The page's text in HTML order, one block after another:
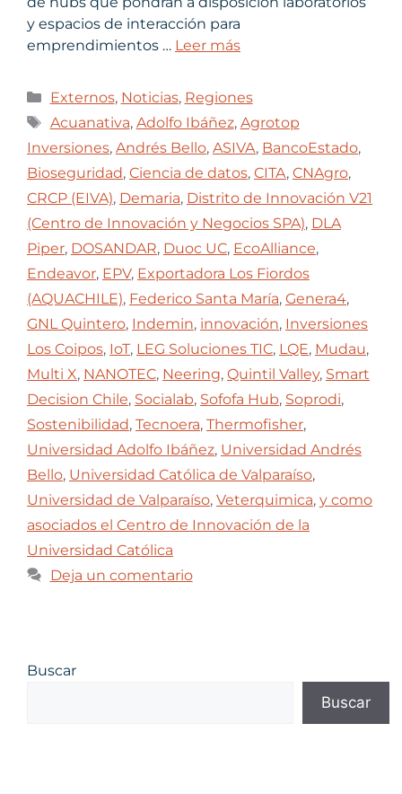
y espacios de interacción para
emprendimientos … Leer más
Externos, Noticias, Regiones
Acuanativa, Adolfo Ibáñez, Agrotop
Inversiones, Andrés Bello, ASIVA, BancoEstado,
Bioseguridad, Ciencia de datos, CITA, CNAgro,
CRCP (EIVA), Demaria, Distrito de Innovación V21
(Centro de Innovación y Negocios SPA), DLA
Piper, DOSANDAR, Duoc UC, EcoAlliance,
Endeavor, EPV, Exportadora Los Fiordos
(AQUACHILE), Federico Santa María, Genera4,
GNL Quintero, Indemin, innovación, Inversiones
Los Coipos, IoT, LEG Soluciones TIC, LQE, Mudau,
Multi X, NANOTEC, Neering, Quintil Valley, Smart
Decision Chile, Socialab, Sofofa Hub, Soprodi,
Sostenibilidad, Tecnoera, Thermofisher,
Universidad Adolfo Ibáñez, Universidad Andrés
Bello, Universidad Católica de Valparaíso,
Universidad de Valparaíso, Veterquimica, y como
asociados el Centro de Innovación de la
Universidad Católica
Deja un comentario
Buscar
Buscar